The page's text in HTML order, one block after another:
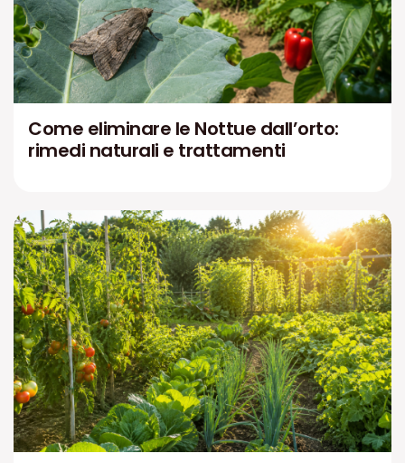
Come eliminare le Nottue dall’orto:
rimedi naturali e trattamenti